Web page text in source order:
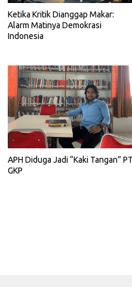
Ketika Kritik Dianggap Makar:
Alarm Matinya Demokrasi
Indonesia
APH Diduga Jadi “Kaki Tangan” PT
GKP